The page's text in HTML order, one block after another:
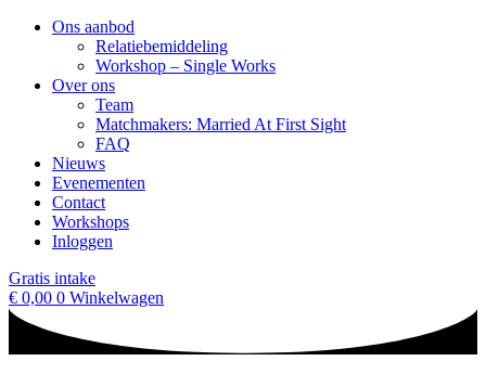
Ons aanbod
Relatiebemiddeling
Workshop – Single Works
Over ons
Team
Matchmakers: Married At First Sight
FAQ
Nieuws
Evenementen
Contact
Workshops
Inloggen
Gratis intake
€ 0,00 0 Winkelwagen